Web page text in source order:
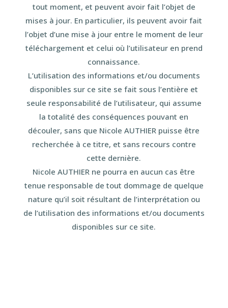
tout moment, et peuvent avoir fait l’objet de
mises à jour. En particulier, ils peuvent avoir fait
l’objet d’une mise à jour entre le moment de leur
téléchargement et celui où l’utilisateur en prend
connaissance.
L’utilisation des informations et/ou documents
disponibles sur ce site se fait sous l’entière et
seule responsabilité de l’utilisateur, qui assume
la totalité des conséquences pouvant en
découler, sans que Nicole AUTHIER puisse être
recherchée à ce titre, et sans recours contre
cette dernière.
Nicole AUTHIER ne pourra en aucun cas être
tenue responsable de tout dommage de quelque
nature qu’il soit résultant de l’interprétation ou
de l’utilisation des informations et/ou documents
disponibles sur ce site.